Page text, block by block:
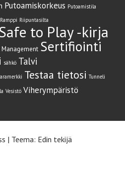
Putoamiskorkeus Putoamistila
Ramppi Riipuntasilta
to Play -kirja
Sertifiointi
sähkö Talvi
Testaa tietosi Tunneli
Vesistö Viherympäristö
| Teema: Edin tekijä